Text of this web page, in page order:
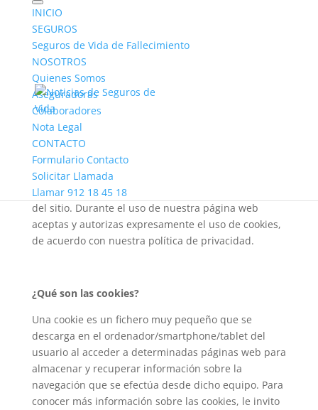
INICIO
SEGUROS
Seguros de Vida de Fallecimiento
NOSOTROS
Quienes Somos
Aseguradoras
Colaboradores
Nota Legal
CONTACTO
Formulario Contacto
Solicitar Llamada
Llamar 912 18 45 18
Pólitica de Cookies
Se avisa que en este sitio puede utilizar cookies
cuando el usuario navega por las diferentes páginas
del sitio. Durante el uso de nuestra página web
aceptas y autorizas expresamente el uso de cookies,
de acuerdo con nuestra política de privacidad.
¿Qué son las cookies?
Una cookie es un fichero muy pequeño que se
descarga en el ordenador/smartphone/tablet del
usuario al acceder a determinadas páginas web para
almacenar y recuperar información sobre la
navegación que se efectúa desde dicho equipo. Para
conocer más información sobre las cookies, le invito